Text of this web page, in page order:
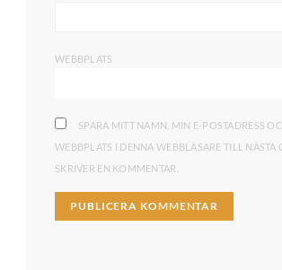
WEBBPLATS
SPARA MITT NAMN, MIN E-POSTADRESS
WEBBPLATS I DENNA WEBBLÄSARE TILL NÄSTA
SKRIVER EN KOMMENTAR.